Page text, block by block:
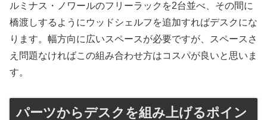
ルミナス・ノワールのフリーラックを2台並べ、その間に
橋渡しするようにウッドシェルフを追加すればデスクにな
ります。幅方向に広いスペースが必要ですが、スペースさ
え問題なければこの組み合わせ方はコスパが良いと思いま
す。
パーツからデスクを組み上げるポイン